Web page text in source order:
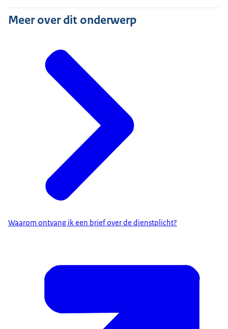
Meer over dit onderwerp
Waarom ontvang ik een brief over de dienstplicht?